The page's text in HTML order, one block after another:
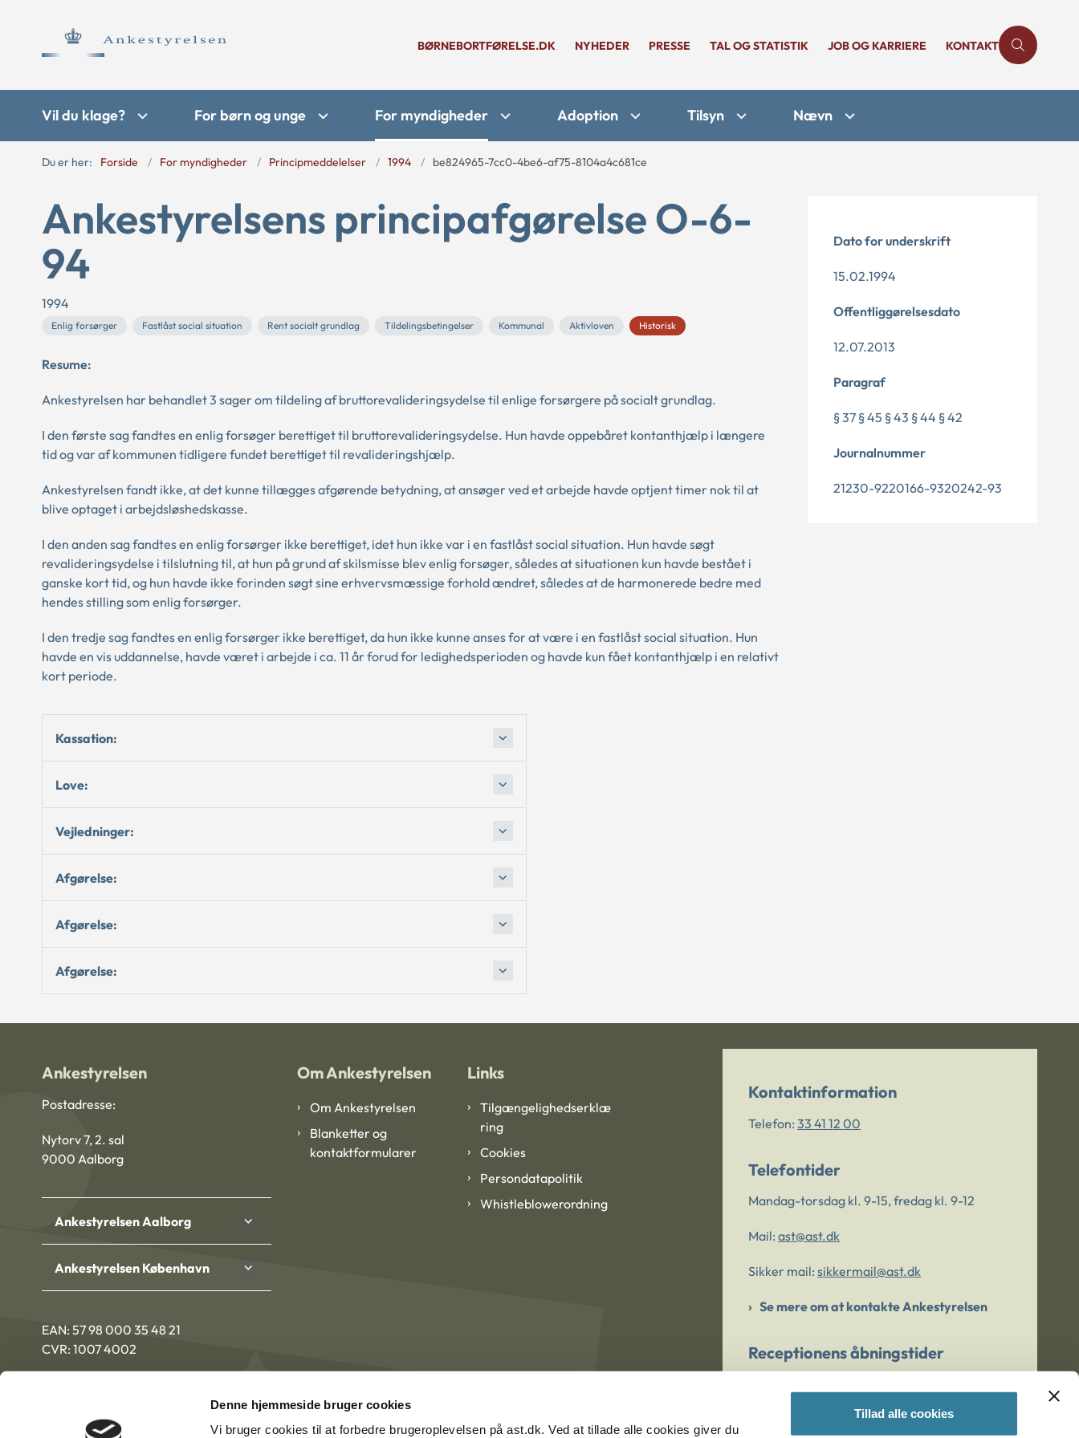
Denne hjemmeside bruger cookies
Vi bruger cookies til at forbedre brugeroplevelsen på ast.dk. Ved at tillade alle cookies giver du
Tillad alle cookies
BØRNEBORTFØRELSE.DK NYHEDER PRESSE TAL OG STATISTIK JOB OG KARRIERE KONTAKT
Vil du klage? For børn og unge For myndigheder Adoption Tilsyn Nævn
Du er her: Forside For myndigheder Principmeddelelser 1994 be824965-7cc0-4be6-af75-8104a4c681ce
Ankestyrelsens principafgørelse O-6-
94
1994
Enlig forsørger Fastlåst social situation Rent socialt grundlag Tildelingsbetingelser Kommunal Aktivloven Historisk
Resume:
Ankestyrelsen har behandlet 3 sager om tildeling af bruttorevalideringsydelse til enlige forsørgere på socialt grundlag.
I den første sag fandtes en enlig forsøger berettiget til bruttorevalideringsydelse. Hun havde oppebåret kontanthjælp i længere
tid og var af kommunen tidligere fundet berettiget til revalideringshjælp.
Ankestyrelsen fandt ikke, at det kunne tillægges afgørende betydning, at ansøger ved et arbejde havde optjent timer nok til at
blive optaget i arbejdsløshedskasse.
I den anden sag fandtes en enlig forsørger ikke berettiget, idet hun ikke var i en fastlåst social situation. Hun havde søgt
revalideringsydelse i tilslutning til, at hun på grund af skilsmisse blev enlig forsøger, således at situationen kun havde bestået i
ganske kort tid, og hun havde ikke forinden søgt sine erhvervsmæssige forhold ændret, således at de harmonerede bedre med
hendes stilling som enlig forsørger.
I den tredje sag fandtes en enlig forsørger ikke berettiget, da hun ikke kunne anses for at være i en fastlåst social situation. Hun
havde en vis uddannelse, havde været i arbejde i ca. 11 år forud for ledighedsperioden og havde kun fået kontanthjælp i en relativt
kort periode.
Kassation:
Love:
Vejledninger:
Afgørelse:
Afgørelse:
Afgørelse:
Dato for underskrift
15.02.1994
Offentliggørelsesdato
12.07.2013
Paragraf
§ 37 § 45 § 43 § 44 § 42
Journalnummer
21230-9220166-9320242-93
Ankestyrelsen
Postadresse:
Nytorv 7, 2. sal
9000 Aalborg
Ankestyrelsen Aalborg
Ankestyrelsen København
EAN: 57 98 000 35 48 21
CVR: 1007 4002
Om Ankestyrelsen
Om Ankestyrelsen
Blanketter og
kontaktformularer
Links
Tilgængelighedserklæ
ring
Cookies
Persondatapolitik
Whistleblowerordning
Kontaktinformation
Telefon: 33 41 12 00
Telefontider
Mandag-torsdag kl. 9-15, fredag kl. 9-12
Mail: ast@ast.dk
Sikker mail: sikkermail@ast.dk
Se mere om at kontakte Ankestyrelsen
Receptionens åbningstider